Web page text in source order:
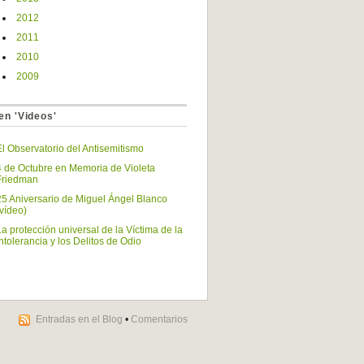
2012
2011
2010
2009
'Videos'
Observatorio del Antisemitismo
de Octubre en Memoria de Violeta
Aniversario de Miguel Ángel Blanco
protección universal de la Víctima de la
y los Delitos de Odio
Entradas en el Blog • Comentarios